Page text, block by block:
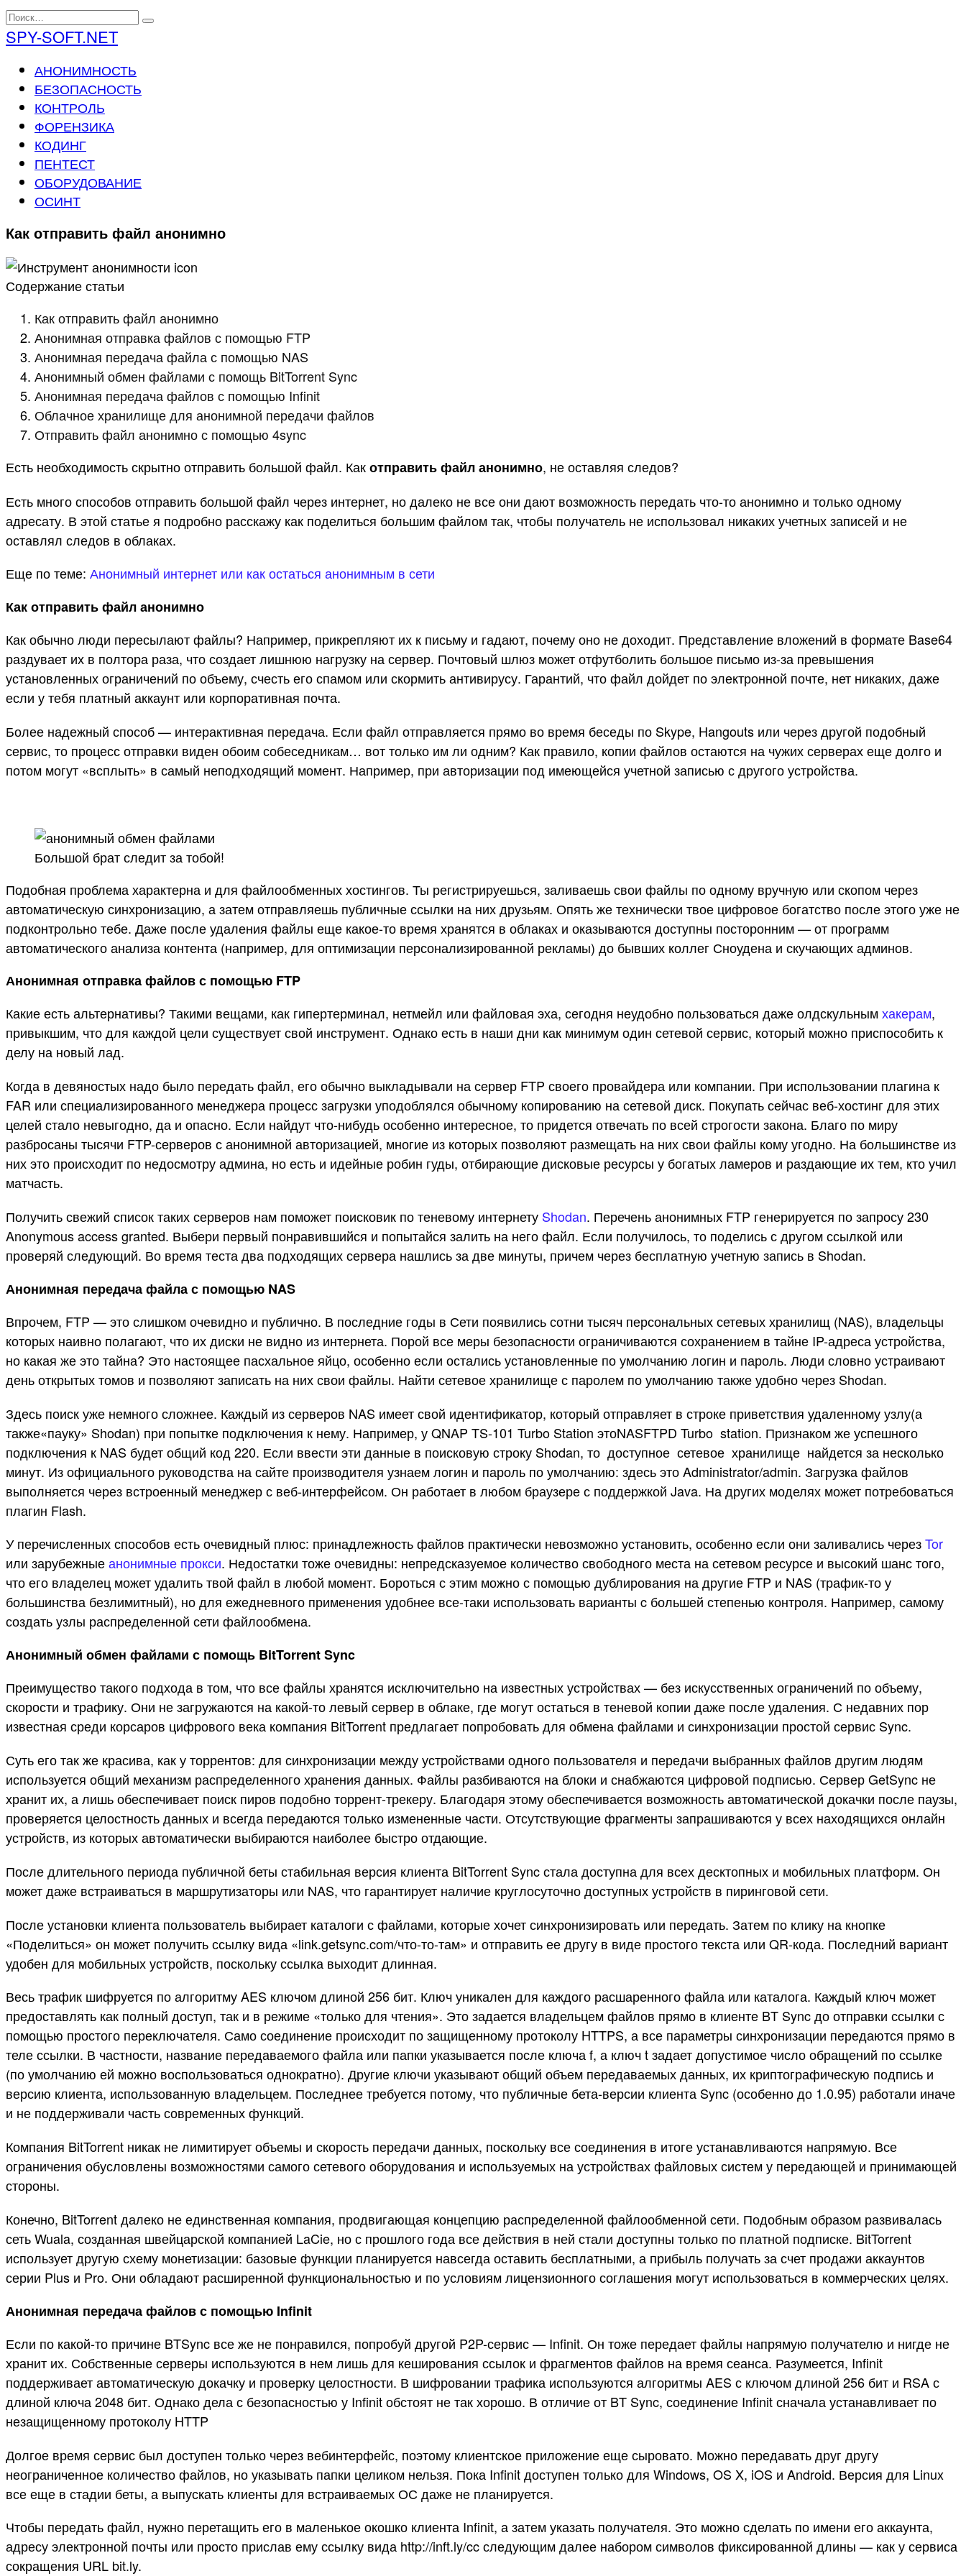
Перейти
к
содержанию
Search
for:
SPY-SOFT.NET
АНОНИМНОСТЬ
БЕЗОПАСНОСТЬ
КОНТРОЛЬ
ФОРЕНЗИКА
КОДИНГ
ПЕНТЕСТ
ОБОРУДОВАНИЕ
ОСИНТ
Как отправить файл анонимно
Содержание статьи
Как отправить файл анонимно
Анонимная отправка файлов с помощью FTP
Анонимная передача файла с помощью NAS
Анонимный обмен файлами с помощь BitTorrent Sync
Анонимная передача файлов с помощью Infinit
Облачное хранилище для анонимной передачи файлов
Отправить файл анонимно с помощью 4sync
Есть необходимость скрытно отправить большой файл. Какотправить файл анонимно, не оставляя следов?
Есть много способов отправить большой файл через интернет, но далеко не все они дают возможность передать что-то анонимно и только одному
адресату. В этой статье я подробно расскажу как поделиться большим файлом так, чтобы получатель не использовал никаких учетных записей и не
оставлял следов в облаках.
Еще по теме: Анонимный интернет или как остаться анонимным в сети
Как отправить файл анонимно
Как обычно люди пересылают файлы? Например, прикрепляют их к письму и гадают, почему оно не доходит. Представление вложений в формате Base64
раздувает их в полтора раза, что создает лишнюю нагрузку на сервер. Почтовый шлюз может отфутболить большое письмо из-за превышения
установленных ограничений по объему, счесть его спамом или скормить антивирусу. Гарантий, что файл дойдет по электронной почте, нет никаких, даже
если у тебя платный аккаунт или корпоративная почта.
Более надежный способ — интерактивная передача. Если файл отправляется прямо во время беседы по Skype, Hangouts или через другой подобный
сервис, то процесс отправки виден обоим собеседникам… вот только им ли одним? Как правило, копии файлов остаются на чужих серверах еще долго и
потом могут «всплыть» в самый неподходящий момент. Например, при авторизации под имеющейся учетной записью с другого устройства.
Большой брат следит за тобой!
Подобная проблема характерна и для файлообменных хостингов. Ты регистрируешься, заливаешь свои файлы по одному вручную или скопом через
автоматическую синхронизацию, а затем отправляешь публичные ссылки на них друзьям. Опять же технически твое цифровое богатство после этого уже не
подконтрольно тебе. Даже после удаления файлы еще какое-то время хранятся в облаках и оказываются доступны посторонним — от программ
автоматического анализа контента (например, для оптимизации персонализированной рекламы) до бывших коллег Сноудена и скучающих админов.
Анонимная отправка файлов с помощью FTP
Какие есть альтернативы? Такими вещами, как гипертерминал, нетмейл или файловая эха, сегодня неудобно пользоваться даже олдскульнымхакерам,
привыкшим, что для каждой цели существует свой инструмент. Однако есть в наши дни как минимум один сетевой сервис, который можно приспособить к
делу на новый лад.
Когда в девяностых надо было передать файл, его обычно выкладывали на сервер FTP своего провайдера или компании. При использовании плагина к
FAR или специализированного менеджера процесс загрузки уподоблялся обычному копированию на сетевой диск. Покупать сейчас веб-хостинг для этих
целей стало невыгодно, да и опасно. Если найдут что-нибудь особенно интересное, то придется отвечать по всей строгости закона. Благо по миру
разбросаны тысячи FTP-серверов с анонимной авторизацией, многие из которых позволяют размещать на них свои файлы кому угодно. На большинстве из
них это происходит по недосмотру админа, но есть и идейные робин гуды, отбирающие дисковые ресурсы у богатых ламеров и раздающие их тем, кто учил
матчасть.
Получить свежий список таких серверов нам поможет поисковик по теневому интернету Shodan. Перечень анонимных FTP генерируется по запросу 230
Anonymous access granted. Выбери первый понравившийся и попытайся залить на него файл. Если получилось, то поделись с другом ссылкой или
проверяй следующий. Во время теста два подходящих сервера нашлись за две минуты, причем через бесплатную учетную запись в Shodan.
Анонимная передача файла с помощью NAS
Впрочем, FTP — это слишком очевидно и публично. В последние годы в Сети появились сотни тысяч персональных сетевых хранилищ (NAS), владельцы
которых наивно полагают, что их диски не видно из интернета. Порой все меры безопасности ограничиваются сохранением в тайне IP-адреса устройства,
но какая же это тайна? Это настоящее пасхальное яйцо, особенно если остались установленные по умолчанию логин и пароль. Люди словно устраивают
день открытых томов и позволяют записать на них свои файлы. Найти сетевое хранилище с паролем по умолчанию также удобно через Shodan.
Здесь поиск уже немного сложнее. Каждый из серверов NAS имеет свой идентификатор, который отправляет в строке приветствия удаленному узлу(а
также«пауку» Shodan) при попытке подключения к нему. Например, у QNAP TS-101 Turbo Station этоNASFTPD Turbo station. Признаком же успешного
подключения к NAS будет общий код 220. Если ввести эти данные в поисковую строку Shodan, то доступное сетевое хранилище найдется за несколько
минут. Из официального руководства на сайте производителя узнаем логин и пароль по умолчанию: здесь это Administrator/admin. Загрузка файлов
выполняется через встроенный менеджер с веб-интерфейсом. Он работает в любом браузере с поддержкой Java. На других моделях может потребоваться
плагин Flash.
У перечисленных способов есть очевидный плюс: принадлежность файлов практически невозможно установить, особенно если они заливались черезTor
или зарубежныеанонимные прокси. Недостатки тоже очевидны: непредсказуемое количество свободного места на сетевом ресурсе и высокий шанс того,
что его владелец может удалить твой файл в любой момент. Бороться с этим можно с помощью дублирования на другие FTP и NAS (трафик-то у
большинства безлимитный), но для ежедневного применения удобнее все-таки использовать варианты c большей степенью контроля. Например, самому
создать узлы распределенной сети файлообмена.
Анонимный обмен файлами с помощь BitTorrent Sync
Преимущество такого подхода в том, что все файлы хранятся исключительно на известных устройствах — без искусственных ограничений по объему,
скорости и трафику. Они не загружаются на какой-то левый сервер в облаке, где могут остаться в теневой копии даже после удаления. С недавних пор
известная среди корсаров цифрового века компания BitTorrent предлагает попробовать для обмена файлами и синхронизации простой сервис Sync.
Суть его так же красива, как у торрентов: для синхронизации между устройствами одного пользователя и передачи выбранных файлов другим людям
используется общий механизм распределенного хранения данных. Файлы разбиваются на блоки и снабжаются цифровой подписью. Сервер GetSync не
хранит их, а лишь обеспечивает поиск пиров подобно торрент-трекеру. Благодаря этому обеспечивается возможность автоматической докачки после паузы,
проверяется целостность данных и всегда передаются только измененные части. Отсутствующие фрагменты запрашиваются у всех находящихся онлайн
устройств, из которых автоматически выбираются наиболее быстро отдающие.
После длительного периода публичной беты стабильная версия клиента BitTorrent Sync стала доступна для всех десктопных и мобильных платформ. Он
может даже встраиваться в маршрутизаторы или NAS, что гарантирует наличие круглосуточно доступных устройств в пиринговой сети.
После установки клиента пользователь выбирает каталоги с файлами, которые хочет синхронизировать или передать. Затем по клику на кнопке
«Поделиться» он может получить ссылку вида «link.getsync.com/что-то-там» и отправить ее другу в виде простого текста или QR-кода. Последний вариант
удобен для мобильных устройств, поскольку ссылка выходит длинная.
Весь трафик шифруется по алгоритму AES ключом длиной 256 бит. Ключ уникален для каждого расшаренного файла или каталога. Каждый ключ может
предоставлять как полный доступ, так и в режиме «только для чтения». Это задается владельцем файлов прямо в клиенте BT Sync до отправки ссылки с
помощью простого переключателя. Само соединение происходит по защищенному протоколу HTTPS, а все параметры синхронизации передаются прямо в
теле ссылки. В частности, название передаваемого файла или папки указывается после ключа f, а ключ t задает допустимое число обращений по ссылке
(по умолчанию ей можно воспользоваться однократно). Другие ключи указывают общий объем передаваемых данных, их криптографическую подпись и
версию клиента, использованную владельцем. Последнее требуется потому, что публичные бета-версии клиента Sync (особенно до 1.0.95) работали иначе
и не поддерживали часть современных функций.
Компания BitTorrent никак не лимитирует объемы и скорость передачи данных, поскольку все соединения в итоге устанавливаются напрямую. Все
ограничения обусловлены возможностями самого сетевого оборудования и используемых на устройствах файловых систем у передающей и принимающей
стороны.
Конечно, BitTorrent далеко не единственная компания, продвигающая концепцию распределенной файлообменной сети. Подобным образом развивалась
сеть Wuala, созданная швейцарской компанией LaCie, но с прошлого года все действия в ней стали доступны только по платной подписке. BitTorrent
использует другую схему монетизации: базовые функции планируется навсегда оставить бесплатными, а прибыль получать за счет продажи аккаунтов
серии Plus и Pro. Они обладают расширенной функциональностью и по условиям лицензионного соглашения могут использоваться в коммерческих целях.
Анонимная передача файлов с помощью Infinit
Если по какой-то причине BTSync все же не понравился, попробуй другой P2P-сервис — Infinit. Он тоже передает файлы напрямую получателю и нигде не
хранит их. Собственные серверы используются в нем лишь для кеширования ссылок и фрагментов файлов на время сеанса. Разумеется, Infinit
поддерживает автоматическую докачку и проверку целостности. В шифровании трафика используются алгоритмы AES с ключом длиной 256 бит и RSA с
длиной ключа 2048 бит. Однако дела с безопасностью у Infinit обстоят не так хорошо. В отличие от BT Sync, соединение Infinit сначала устанавливает по
незащищенному протоколу HTTP
Долгое время сервис был доступен только через вебинтерфейс, поэтому клиентское приложение еще сыровато. Можно передавать друг другу
неограниченное количество файлов, но указывать папки целиком нельзя. Пока Infinit доступен только для Windows, OS X, iOS и Android. Версия для Linux
все еще в стадии беты, а выпускать клиенты для встраиваемых ОС даже не планируется.
Чтобы передать файл, нужно перетащить его в маленькое окошко клиента Infinit, а затем указать получателя. Это можно сделать по имени его аккаунта,
адресу электронной почты или просто прислав ему ссылку вида http://inft.ly/cc следующим далее набором символов фиксированной длины — как у сервиса
сокращения URL bit.ly.